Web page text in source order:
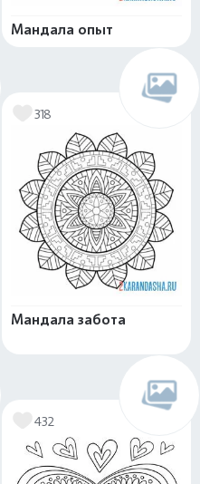
Мандала опыт
318
Мандала забота
432